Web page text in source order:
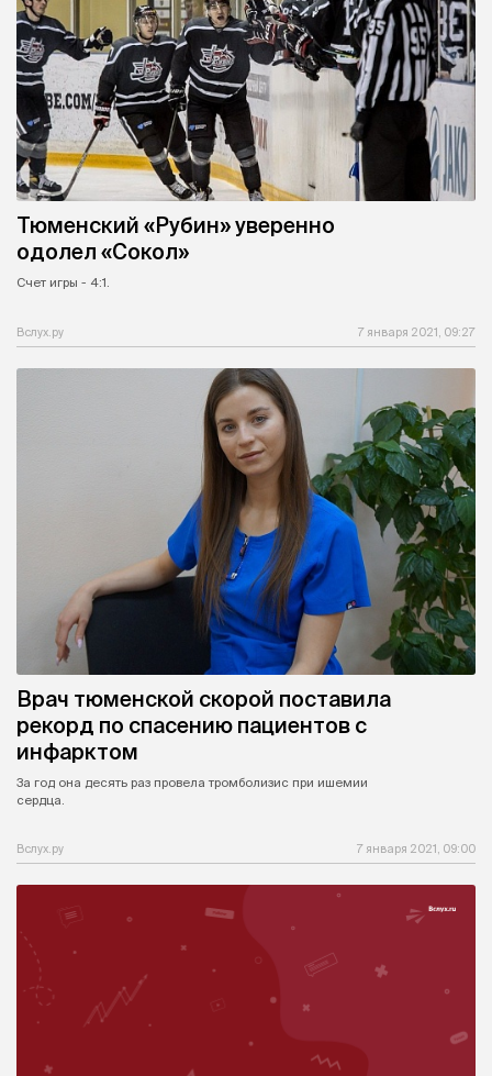
Тюменский «Рубин» уверенно
одолел «Сокол»
Счет игры - 4:1.
Вслух.ру 7 января 2021, 09:27
Врач тюменской скорой поставила
рекорд по спасению пациентов с
инфарктом
За год она десять раз провела тромболизис при ишемии
сердца.
Вслух.ру 7 января 2021, 09:00